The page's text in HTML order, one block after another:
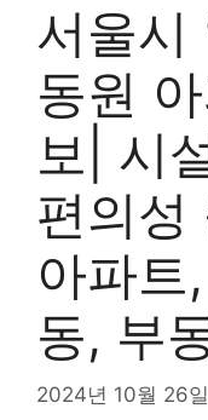
서울시
동원
보| 시
편의성
아파트
동, 부
2024년 10월 26일